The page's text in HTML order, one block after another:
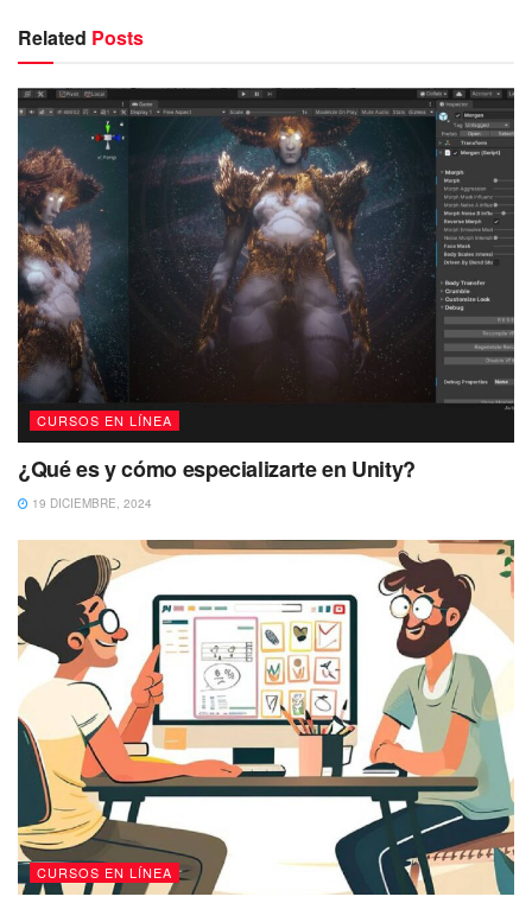
Related Posts
CURSOS EN LÍNEA
¿Qué es y cómo especializarte en Unity?
19 DICIEMBRE, 2024
CURSOS EN LÍNEA